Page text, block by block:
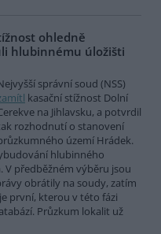
ohledně
hlubinnému úložišti
správní soud (NSS)
kasační stížnost Dolní
na Jihlavsku, a potvrdil
rozhodnutí o stanovení
území Hrádek.
hlubinného
V předběžném výběru jsou
obrátily na soudy, zatím
první, kterou v této fázi
Průzkum lokalit už